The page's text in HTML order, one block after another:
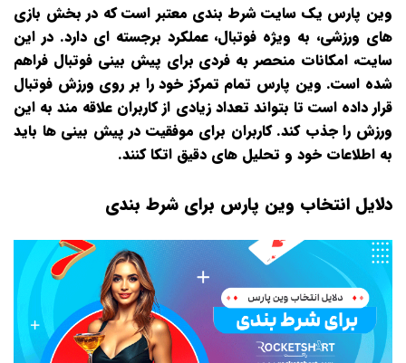
وین پارس یک سایت شرط‌ بندی معتبر است که در بخش بازی‌
های ورزشی، به ویژه فوتبال، عملکرد برجسته‌ ای دارد. در این
سایت، امکانات منحصر به‌ فردی برای پیش‌ بینی فوتبال فراهم
شده است. وین پارس تمام تمرکز خود را بر روی ورزش فوتبال
قرار داده است تا بتواند تعداد زیادی از کاربران علاقه‌ مند به این
ورزش را جذب کند. کاربران برای موفقیت در پیش‌ بینی‌ ها باید
به اطلاعات خود و تحلیل‌ های دقیق اتکا کنند.
دلایل انتخاب وین پارس برای شرط بندی